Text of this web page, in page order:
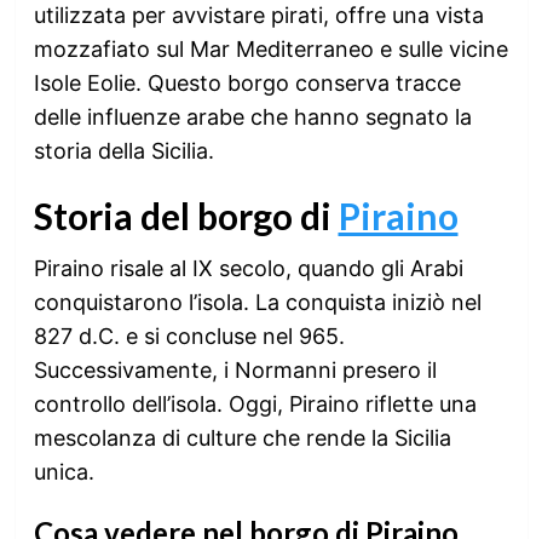
utilizzata per avvistare pirati, offre una vista
mozzafiato sul Mar Mediterraneo e sulle vicine
Isole Eolie. Questo borgo conserva tracce
delle influenze arabe che hanno segnato la
storia della Sicilia.
Storia del borgo di Piraino
Piraino risale al IX secolo, quando gli Arabi
conquistarono l’isola. La conquista iniziò nel
827 d.C. e si concluse nel 965.
Successivamente, i Normanni presero il
controllo dell’isola. Oggi, Piraino riflette una
mescolanza di culture che rende la Sicilia
unica.